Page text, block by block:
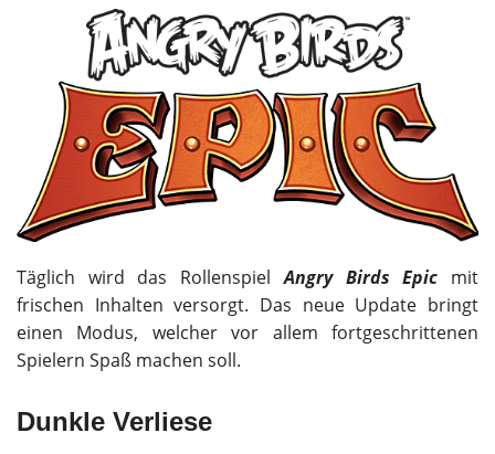
Täglich wird das RollenspielAngry Birds Epic mit
frischen Inhalten versorgt. Das neue Update bringt
einen Modus, welcher vor allem fortgeschrittenen
Spielern Spaß machen soll.
Dunkle Verliese